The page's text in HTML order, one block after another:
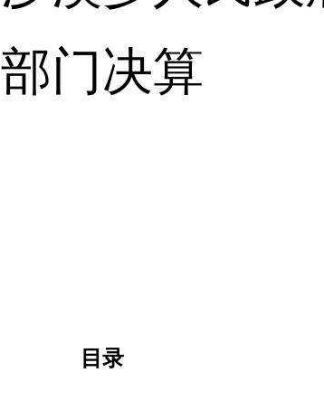
部门决算
目录